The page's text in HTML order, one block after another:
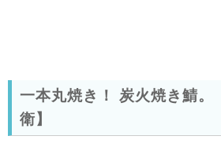
一本丸焼き！ 炭火焼き鯖。
衛】